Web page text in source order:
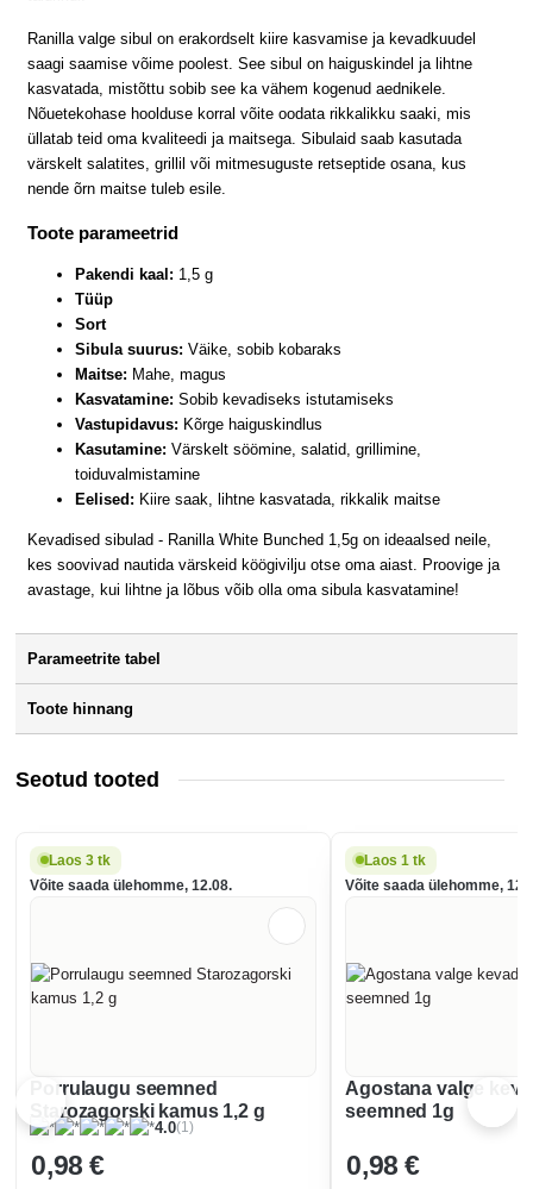
Ranilla valge sibul on erakordselt kiire kasvamise ja kevadkuudel
saagi saamise võime poolest. See sibul on haiguskindel ja lihtne
kasvatada, mistõttu sobib see ka vähem kogenud aednikele.
Nõuetekohase hoolduse korral võite oodata rikkalikku saaki, mis
üllatab teid oma kvaliteedi ja maitsega. Sibulaid saab kasutada
värskelt salatites, grillil või mitmesuguste retseptide osana, kus
nende õrn maitse tuleb esile.
Toote parameetrid
Pakendi kaal: 1,5 g
Tüüp
Sort
Sibula suurus: Väike, sobib kobaraks
Maitse: Mahe, magus
Kasvatamine: Sobib kevadiseks istutamiseks
Vastupidavus: Kõrge haiguskindlus
Kasutamine: Värskelt söömine, salatid, grillimine,
toiduvalmistamine
Eelised: Kiire saak, lihtne kasvatada, rikkalik maitse
Kevadised sibulad - Ranilla White Bunched 1,5g on ideaalsed neile,
kes soovivad nautida värskeid köögivilju otse oma aiast. Proovige ja
avastage, kui lihtne ja lõbus võib olla oma sibula kasvatamine!
Parameetrite tabel
Toote hinnang
Seotud tooted
Laos 3 tk
Võite saada ülehomme, 12.08.
Porrulaugu seemned
Starozagorski kamus 1,2 g
4.0(1)
0,98 €
Laos 1 tk
Võite saada ülehomme,
Agostana valge
seemned 1g
0,98 €